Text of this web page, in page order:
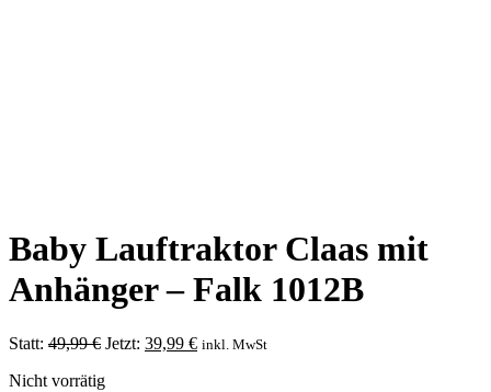
Baby Lauftraktor Claas mit
Anhänger – Falk 1012B
Statt: 49,99€ Ursprünglicher
war:
Jetzt: 39,99 €Aktueller
inkl. MwSt
Nicht vorrätig